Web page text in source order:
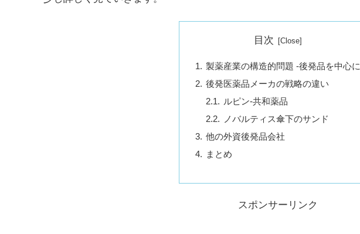
目次
製薬産業の構造的問題 -後発品を中心に
後発医薬品メーカの戦略の違い
ルピン-共和薬品
ノバルティス傘下のサンド
他の外資後発品会社
まとめ
スポンサーリンク